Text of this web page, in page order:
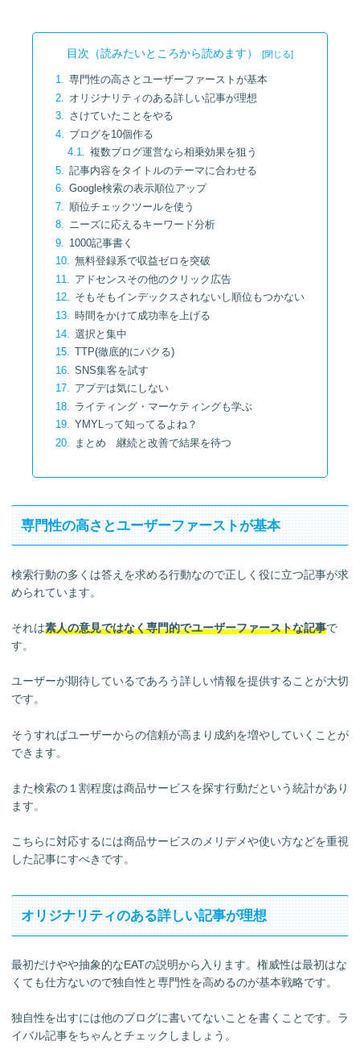
目次（読みたいところから読めます）
専門性の高さとユーザーファーストが基本
オリジナリティのある詳しい記事が理想
さけていたことをやる
ブログを10個作る
複数ブログ運営なら相乗効果を狙う
記事内容をタイトルのテーマに合わせる
Google検索の表示順位アップ
順位チェックツールを使う
ニーズに応えるキーワード分析
1000記事書く
無料登録系で収益ゼロを突破
アドセンスその他のクリック広告
そもそもインデックスされないし順位もつかない
時間をかけて成功率を上げる
選択と集中
TTP(徹底的にパクる)
SNS集客を試す
アプデは気にしない
ライティング・マーケティングも学ぶ
YMYLって知ってるよね？
まとめ 継続と改善で結果を待つ
専門性の高さとユーザーファーストが基本
検索行動の多くは答えを求める行動なので正しく役に立つ記事が求
められています。
それは素人の意見ではなく専門的でユーザーファーストな記事で
す。
ユーザーが期待しているであろう詳しい情報を提供することが大切
です。
そうすればユーザーからの信頼が高まり成約を増やしていくことが
できます。
また検索の１割程度は商品サービスを探す行動だという統計があり
ます。
こちらに対応するには商品サービスのメリデメや使い方などを重視
した記事にすべきです。
オリジナリティのある詳しい記事が理想
最初だけやや抽象的なEATの説明から入ります。権威性は最初はな
くても仕方ないので独自性と専門性を高めるのが基本戦略です。
独自性を出すには他のブログに書いてないことを書くことです。ラ
イバル記事をちゃんとチェックしましょう。